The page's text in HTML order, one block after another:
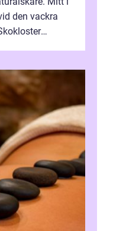
den vackra